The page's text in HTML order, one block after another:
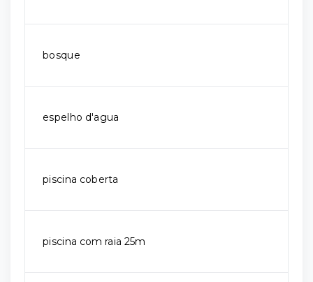
bosque
espelho d'agua
piscina coberta
piscina com raia 25m